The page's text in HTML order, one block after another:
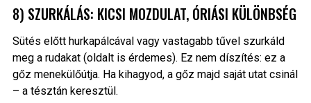
8) SZURKÁLÁS: KICSI MOZDULAT, ÓRIÁSI KÜLÖNBSÉG
Sütés előtt hurkapálcával vagy vastagabb tűvel szurkáld
meg a rudakat (oldalt is érdemes). Ez nem díszítés: ez a
gőz menekülőútja. Ha kihagyod, a gőz majd saját utat csinál
– a tésztán keresztül.